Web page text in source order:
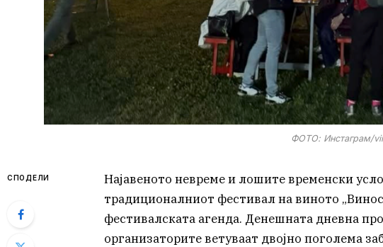
ФОТО: Инстаграм/
СПОДЕЛИ
Најавеното невреме и лошите временски
традиционалниот фестивал на виното
фестивалската агенда. Денешната дневна
организаторите ветуваат двојно поголема